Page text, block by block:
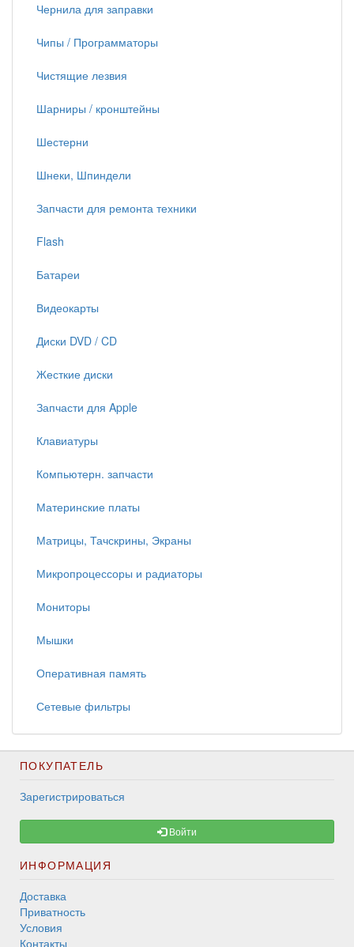
Чернила для заправки
Чипы / Программаторы
Чистящие лезвия
Шарниры / кронштейны
Шестерни
Шнеки, Шпиндели
Запчасти для ремонта техники
Flash
Батареи
Видеокарты
Диски DVD / CD
Жесткие диски
Запчасти для Apple
Клавиатуры
Компьютерн. запчасти
Материнские платы
Матрицы, Тачскрины, Экраны
Микропроцессоры и радиаторы
Мониторы
Мышки
Оперативная память
Сетевые фильтры
ПОКУПАТЕЛЬ
Зарегистрироваться
Войти
ИНФОРМАЦИЯ
Доставка
Приватность
Условия
Контакты